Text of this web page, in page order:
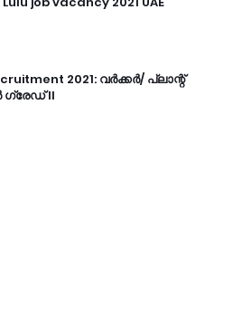
2021: വർക്കർ/ പ്ലാന്റ്
II